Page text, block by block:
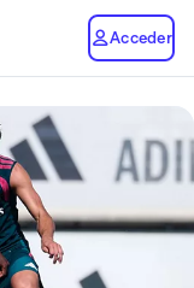
Acceder